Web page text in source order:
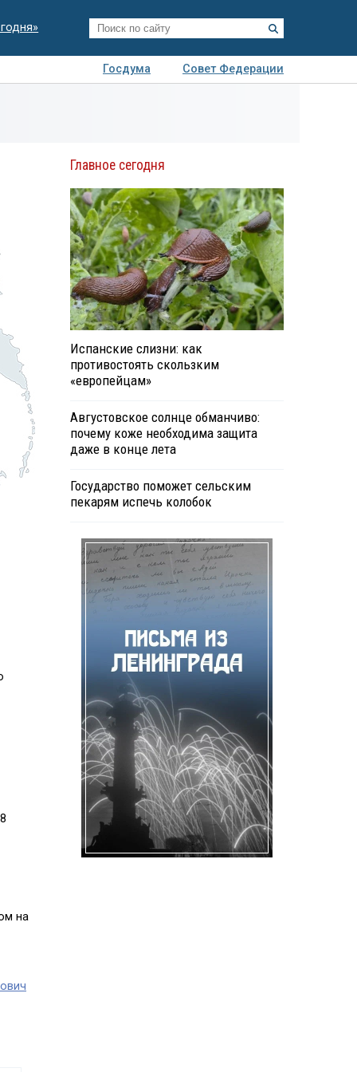
Госдума
Совет Федерации
на
Главное сегодня
Испанские слизни: как
противостоять скользким
«европейцам»
Августовское солнце обманчиво:
почему коже необходима защита
даже в конце лета
Государство поможет сельским
пекарям испечь колобок